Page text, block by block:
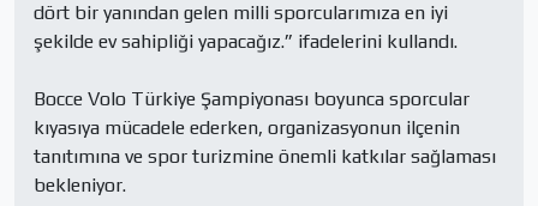
dört bir yanından gelen milli sporcularımıza en iyi
şekilde ev sahipliği yapacağız.” ifadelerini kullandı.
Bocce Volo Türkiye Şampiyonası boyunca sporcular
kıyasıya mücadele ederken, organizasyonun ilçenin
tanıtımına ve spor turizmine önemli katkılar sağlaması
bekleniyor.